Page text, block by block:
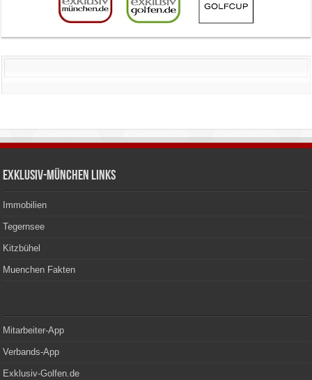
Exklusiv-München Links
Immobilien
Tegernsee
Kitzbühel
Muenchen Fakten
Mitarbeiter-App
Verbands-App
Exklusiv-Golfen.de